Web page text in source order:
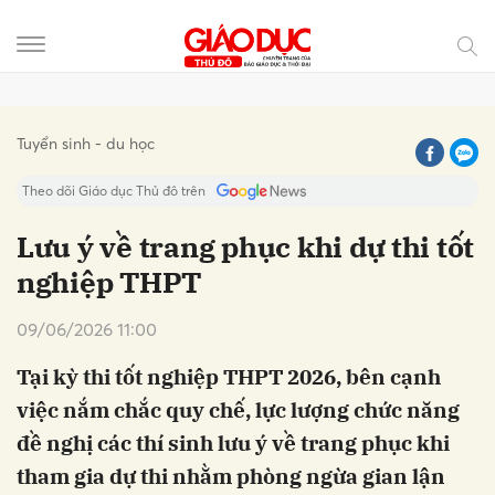
Tuyển sinh - du học
Theo dõi Giáo dục Thủ đô trên
Lưu ý về trang phục khi dự thi tốt
nghiệp THPT
09/06/2026 11:00
Tại kỳ thi tốt nghiệp THPT 2026, bên cạnh
việc nắm chắc quy chế, lực lượng chức năng
đề nghị các thí sinh lưu ý về trang phục khi
tham gia dự thi nhằm phòng ngừa gian lận
Hủy Gửi